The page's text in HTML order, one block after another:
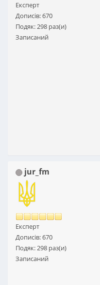
Експерт
Дописів: 670
Подяк: 298 раз(и)
Записаний
jur_fm
Експерт
Дописів: 670
Подяк: 298 раз(и)
Записаний